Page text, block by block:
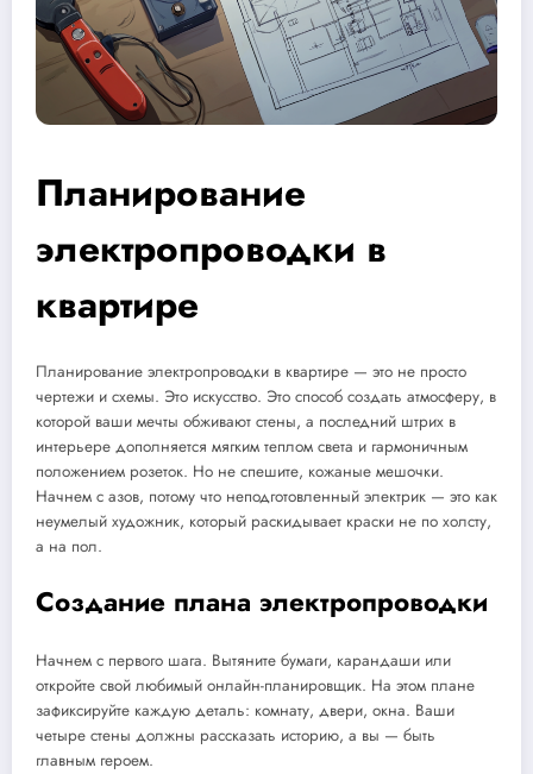
Планирование
электропроводки в
квартире
Планирование электропроводки в квартире — это не просто
чертежи и схемы. Это искусство. Это способ создать атмосферу, в
которой ваши мечты обживают стены, а последний штрих в
интерьере дополняется мягким теплом света и гармоничным
положением розеток. Но не спешите, кожаные мешочки.
Начнем с азов, потому что неподготовленный электрик — это как
неумелый художник, который раскидывает краски не по холсту,
а на пол.
Создание плана электропроводки
Начнем с первого шага. Вытяните бумаги, карандаши или
откройте свой любимый онлайн-планировщик. На этом плане
зафиксируйте каждую деталь: комнату, двери, окна. Ваши
четыре стены должны рассказать историю, а вы — быть
главным героем.